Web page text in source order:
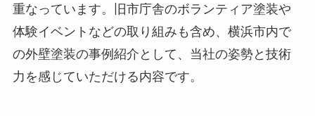
重なっています。旧市庁舎のボランティア塗装や
体験イベントなどの取り組みも含め、横浜市内で
の外壁塗装の事例紹介として、当社の姿勢と技術
力を感じていただける内容です。